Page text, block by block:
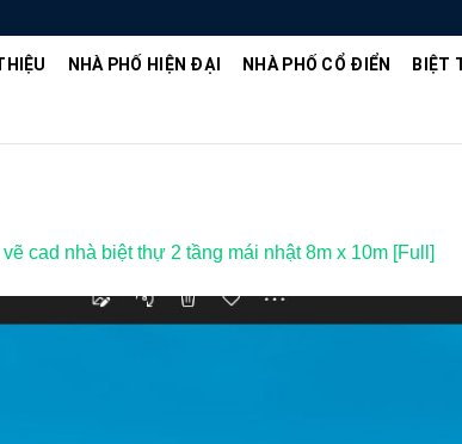
NHÀ PHỐ HIỆN ĐẠI NHÀ PHỐ CỔ ĐIỂN BIỆT
cad nhà biệt thự 2 tầng mái nhật 8m x 10m [Full]